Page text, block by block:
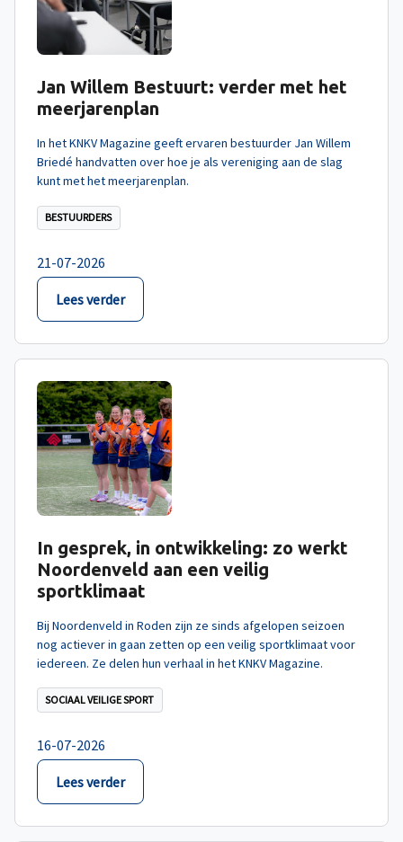
Jan Willem Bestuurt: verder met het
meerjarenplan
In het KNKV Magazine geeft ervaren bestuurder Jan Willem
Briedé handvatten over hoe je als vereniging aan de slag
kunt met het meerjarenplan.
BESTUURDERS
21-07-2026
Lees verder
In gesprek, in ontwikkeling: zo werkt
Noordenveld aan een veilig
sportklimaat
Bij Noordenveld in Roden zijn ze sinds afgelopen seizoen
nog actiever in gaan zetten op een veilig sportklimaat voor
iedereen. Ze delen hun verhaal in het KNKV Magazine.
SOCIAAL VEILIGE SPORT
16-07-2026
Lees verder